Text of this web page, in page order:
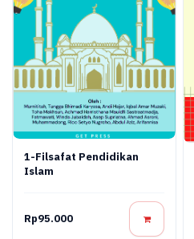
1-Filsafat Pendidikan
Islam
Rp95.000